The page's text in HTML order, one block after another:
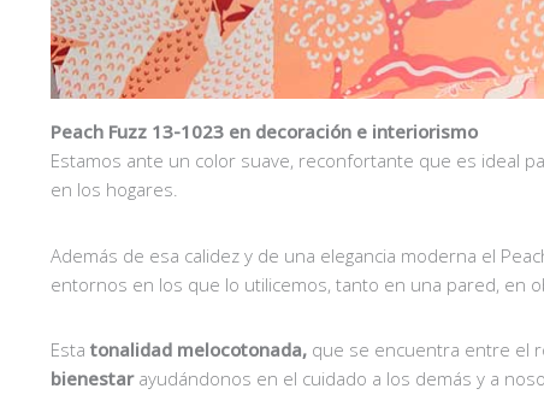
Peach Fuzz 13-1023 en decoración e interiorismo
Estamos ante un color suave, reconfortante que es ideal
en los hogares.
Además de esa calidez y de una elegancia moderna el
entornos en los que lo utilicemos, tanto en una pared, en
Esta tonalidad melocotonada, que se encuentra entre el
bienestarayudándonos en el cuidado a los demás y a